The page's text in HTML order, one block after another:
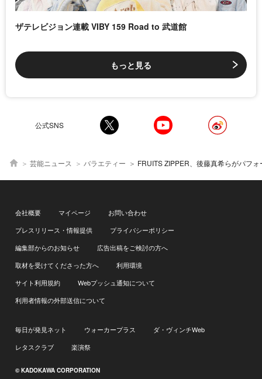
ザテレビジョン連載 VIBY 159 Road to 武道館
もっと見る
公式SNS
芸能ニュース バラエティー FRUITS ZIPPER、後藤真希らがパフォーマンス『最強バズりソング歌謡祭』 全出演アー
会社概要 マイページ
お問い合わせ
プレスリリース・情報提供
プライバシーポリシー
編集部からのお知らせ
広告出稿をご検討の方へ
取材を受けてくださった方へ
利用環境
サイト利用規約
Webプッシュ通知について
利用者情報の外部送信について
毎日が発見ネット ウォーカープラス
ダ・ヴィンチWeb
レタスクラブ
楽演祭
© KADOKAWA CORPORATION